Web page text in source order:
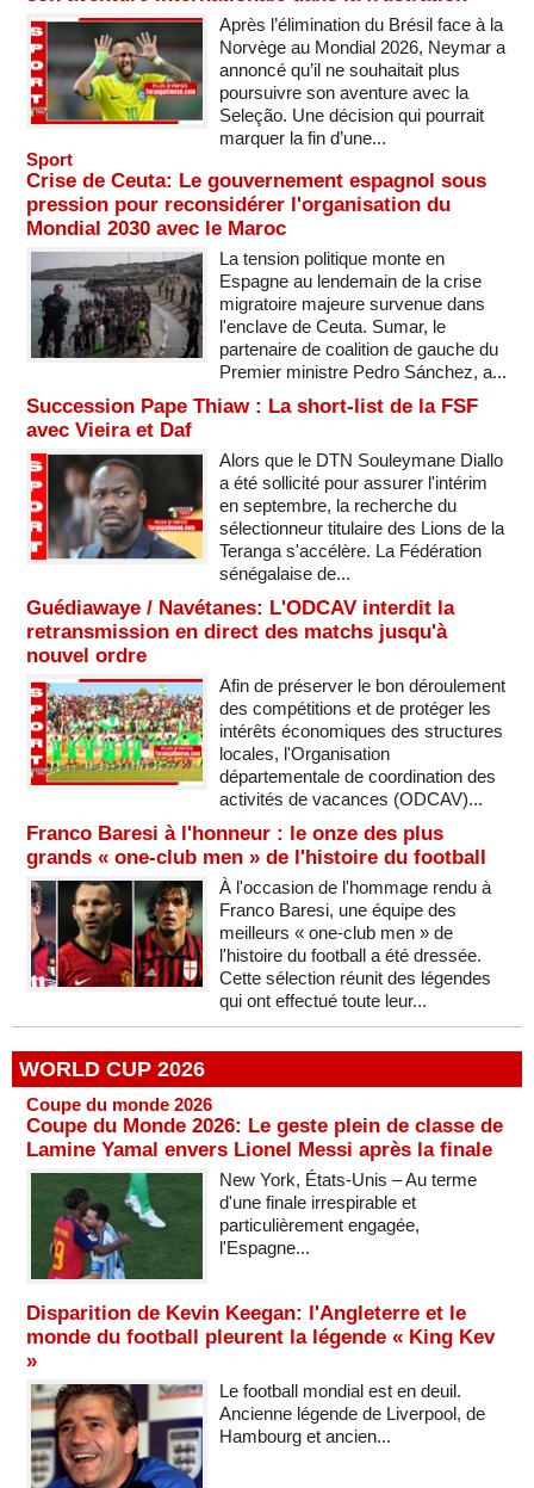
Après l’élimination du Brésil face à la
Norvège au Mondial 2026, Neymar a
annoncé qu’il ne souhaitait plus
poursuivre son aventure avec la
Seleção. Une décision qui pourrait
marquer la fin d’une...
Sport
Crise de Ceuta: Le gouvernement espagnol sous
pression pour reconsidérer l'organisation du
Mondial 2030 avec le Maroc
La tension politique monte en
Espagne au lendemain de la crise
migratoire majeure survenue dans
l'enclave de Ceuta. Sumar, le
partenaire de coalition de gauche du
Premier ministre Pedro Sánchez, a...
Succession Pape Thiaw : La short-list de la FSF
avec Vieira et Daf
Alors que le DTN Souleymane Diallo
a été sollicité pour assurer l'intérim
en septembre, la recherche du
sélectionneur titulaire des Lions de la
Teranga s'accélère. La Fédération
sénégalaise de...
Guédiawaye / Navétanes: L'ODCAV interdit la
retransmission en direct des matchs jusqu'à
nouvel ordre
Afin de préserver le bon déroulement
des compétitions et de protéger les
intérêts économiques des structures
locales, l'Organisation
départementale de coordination des
activités de vacances (ODCAV)...
Franco Baresi à l'honneur : le onze des plus
grands « one-club men » de l'histoire du football
À l'occasion de l'hommage rendu à
Franco Baresi, une équipe des
meilleurs « one-club men » de
l'histoire du football a été dressée.
Cette sélection réunit des légendes
qui ont effectué toute leur...
WORLD CUP 2026
Coupe du monde 2026
Coupe du Monde 2026: Le geste plein de classe de
Lamine Yamal envers Lionel Messi après la finale
New York, États-Unis – Au terme
d'une finale irrespirable et
particulièrement engagée,
l'Espagne...
Disparition de Kevin Keegan: l'Angleterre et le
monde du football pleurent la légende « King Kev
»
Le football mondial est en deuil.
Ancienne légende de Liverpool, de
Hambourg et ancien...